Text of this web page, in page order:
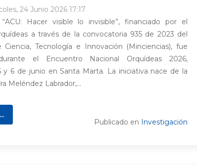
24 Junio 2026 17:17
Hacer visible lo invisible”, financiado por el
a través de la convocatoria 935 de 2023 del
Ciencia, Tecnología e Innovación (Minciencias), fue
el Encuentro Nacional Orquídeas 2026,
y 6 de junio en Santa Marta. La iniciativa nace de la
Meléndez Labrador,...
Publicado en Investigación